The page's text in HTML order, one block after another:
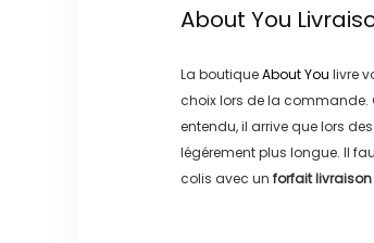
About You
La boutiqueAbout You livre
choix lors de la commande.
entendu, il arrive que lors
légérement plus longue. Il
colis avec un forfait